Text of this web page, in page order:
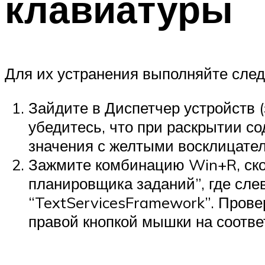
Для их устранения выполняйте
Зайдите в Диспетчер
убедитесь, что при раскрытии
значения с желтыми
Зажмите комбинацию Win+R,
планировщика заданий”, где
“TextServicesFramework”.
правой кнопкой мышки на